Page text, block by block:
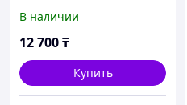
В наличии
12 700₸
Купить